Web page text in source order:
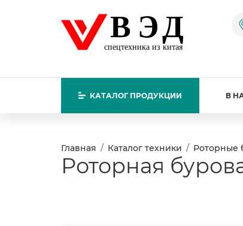
ВЭД
спецтехника из китая
КАТАЛОГ ПРОДУКЦИИ В
Главная Каталог техники Роторные
Роторная